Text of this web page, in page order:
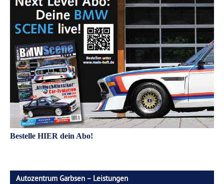
Bestelle HIER dein Abo!
Autozentrum Garbsen – Leistungen